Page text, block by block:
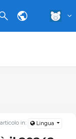
in: Lingua